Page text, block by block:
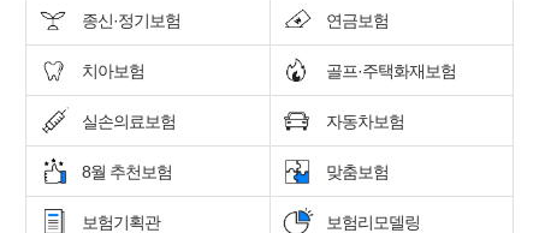
종신·정기보험 연금보험
치아보험 골프·주택화재보험
실손의료보험 자동차보험
8월 추천보험 맞춤보험
보험기획관 보험리모델링